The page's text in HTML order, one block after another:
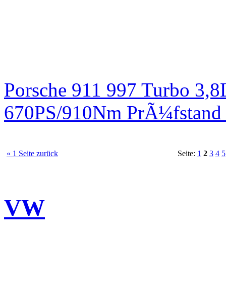
Porsche 911 997 Turbo
670PS/910Nm PrÃ¼fstand
« 1 Seite zurück Seite: 1 2 3 4 5
VW